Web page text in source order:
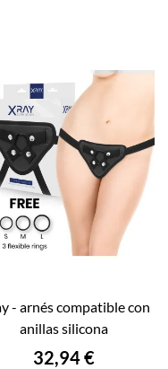
anillas silicona
Precio
32,94 €